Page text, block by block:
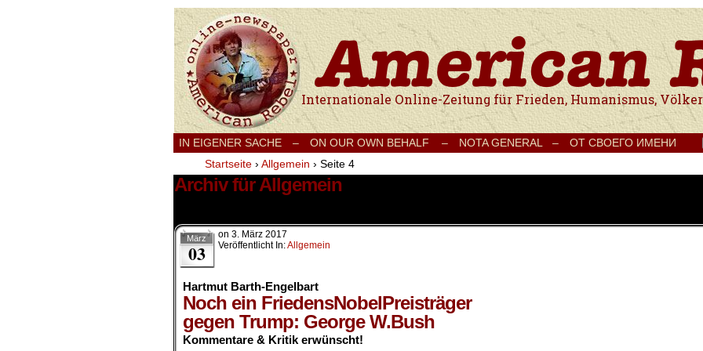
Internationale Onlinezeitung für Frieden, Humanismus, Völkerverständigung und
IN EIGENER SACHE – ON OUR OWN BEHALF – NOTA GENERAL – ОТ СВОЕГО ИМЕНИ
Startseite › Allgemein › Seite 4
Archiv für Allgemein
März
03
on 3. März 2017
Veröffentlicht In:Allgemein
Hartmut Barth-Engelbart
Noch ein FriedensNobelPreisträger
gegen Trump: George W.Bush
Kommentare & Kritik erwünscht!